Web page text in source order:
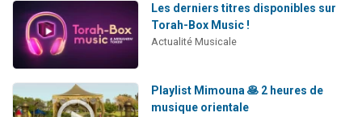
Les derniers titres disponibles sur
Torah-Box Music !
Actualité Musicale
Playlist Mimouna 🥞 2 heures de
musique orientale